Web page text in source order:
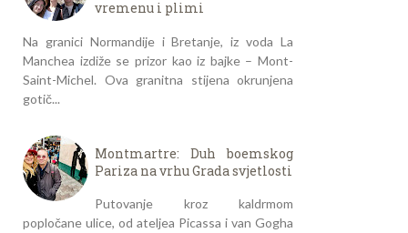
vremenu i plimi
Na granici Normandije i Bretanje, iz voda La
Manchea izdiže se prizor kao iz bajke – Mont-
Saint-Michel. Ova granitna stijena okrunjena
gotič...
Montmartre: Duh boemskog
Pariza na vrhu Grada svjetlosti
Putovanje kroz kaldrmom
popločane ulice, od ateljea Picassa i van Gogha